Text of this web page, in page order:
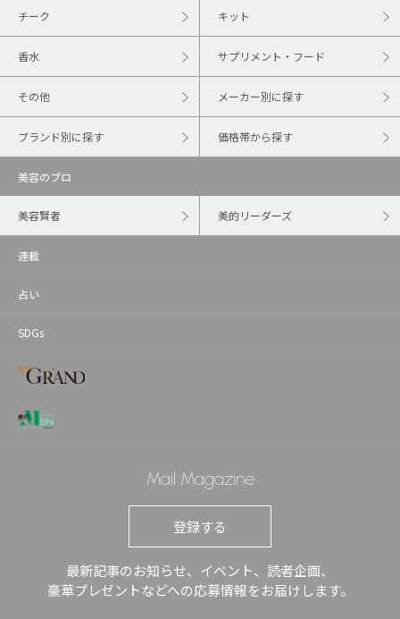
チーク キット
香水 サプリメント・フード
その他 メーカー別に探す
ブランド別に探す 価格帯から探す
美容のプロ
美容賢者 美的リーダーズ
連載
占い
SDGs
Mail Magazine
登録する
最新記事のお知らせ、イベント、読者企画、
豪華プレゼントなどへの応募情報をお届けします。